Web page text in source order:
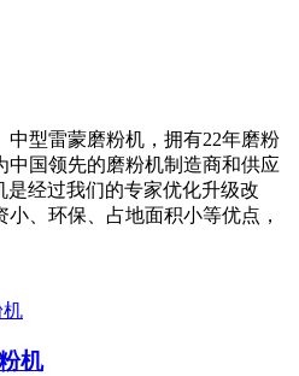
中型雷蒙磨粉机，拥有22年磨粉
中国领先的磨粉机制造商和供应
是经过我们的专家优化升级改
、环保、占地面积小等优点，
机